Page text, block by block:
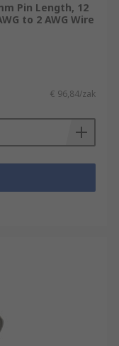
Pin Length, 12
to 2 AWG Wire
€ 96,84/zak